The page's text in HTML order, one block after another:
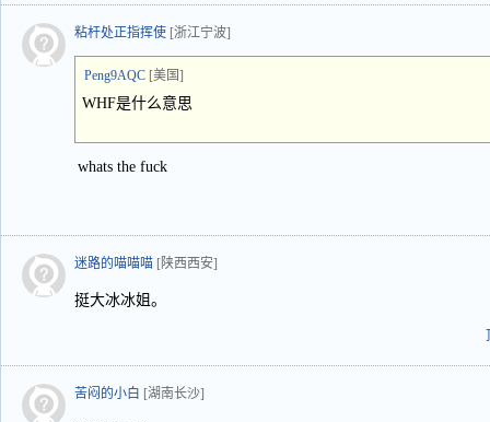
粘杆处正指挥使 [浙江宁波]
Peng9AQC [美国]
WHF是什么意思
whats the fuck
迷路的喵喵喵 [陕西西安]
挺大冰冰姐。
苦闷的小白 [湖南长沙]